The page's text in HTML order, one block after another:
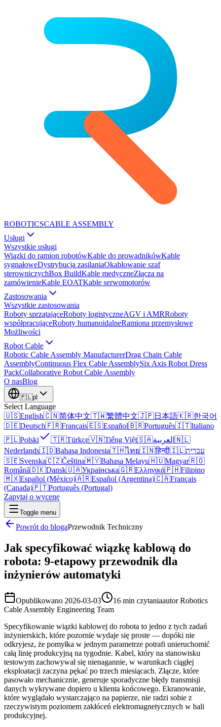
ROBOTICSCABLE ASSEMBLY
Usługi
Wszystkie usługi
Wiązki do ramion robotówKable do prowadnikówKable
sygnałoweDystrybucja zasilaniaOkablowanie szaf
sterowniczychBox BuildKable medyczneZłącza na
zamówienieKable EOATKable serwomotorów
Zastosowania
Wszystkie zastosowania
Roboty sprzątająceRoboty logistyczneAGV i AMRRoboty
współpracująceRoboty humanoidalneRamiona przemysłowe
Możliwości
Robot Cable
Robotic Cable Assembly ManufacturerDrag Chain Cable
AssemblyContinuous Flex Cable AssemblySix Axis Robot Dress
PackCollaborative Robot Cable Assembly
O nasBlog
🇵🇱pl
Select Language
🇺🇸English🇨🇳简体中文🇹🇼繁體中文🇯🇵日本語🇰🇷한국어
🇩🇪Deutsch🇫🇷Français🇪🇸Español🇧🇷Português🇮🇹Italiano
🇵🇱Polski 🇹🇷Türkçe🇻🇳Tiếng Việt🇸🇦العربية 🇳🇱
Nederlands🇮🇩Bahasa Indonesia🇹🇭ไทย🇮🇳हिन्दी🇮🇱עברית
🇸🇪Svenska🇨🇿Čeština🇲🇾Bahasa Melayu🇭🇺Magyar🇷🇴
Română🇩🇰Dansk🇺🇦Українська🇬🇷Ελληνικά🇵🇭Filipino
🇲🇽Español (México)🇦🇷Español (Argentina)🇨🇦Français
(Canada)🇵🇹Português (Portugal)
Zapytaj o wycenę
Toggle menu
Powrót do blogaPrzewodnik Techniczny
Jak specyfikować wiązkę kablową do
robota: 9-etapowy przewodnik dla
inżynierów automatyki
Opublikowano 2026-03-03 16 min czytaniaautor Robotics
Cable Assembly Engineering Team
Specyfikowanie wiązki kablowej do robota to jedno z tych zadań
inżynierskich, które pozornie wydaje się proste — dopóki nie
odkryjesz, że pomyłka w jednym parametrze potrafi unieruchomić
całą linię produkcyjną na tygodnie. Kabel, który na stanowisku
testowym zachowywał się nienagannie, w warunkach ciągłej
eksploatacji zaczyna pękać po trzech miesiącach. Złącze, które
pasowało mechanicznie, generuje sporadyczne błędy transmisji
danych wykrywane dopiero u klienta końcowego. Ekranowanie,
które wyglądało wystarczająco na papierze, nie radzi sobie z
rzeczywistym poziomem zakłóceń elektromagnetycznych w hali
produkcyjnej.